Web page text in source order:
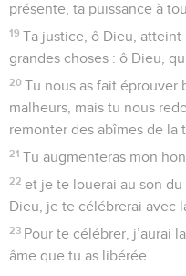
présente, ta puissance à
19 Ta justice, ô Dieu, atteint
grandes choses : ô Dieu,
20 Tu nous as fait éprouver
malheurs, mais tu nous
remonter des abîmes de la
21 Tu augmenteras mon
22 et je te louerai au son
Dieu, je te célébrerai avec
23 Pour te célébrer, j’aurai
âme que tu as libérée.